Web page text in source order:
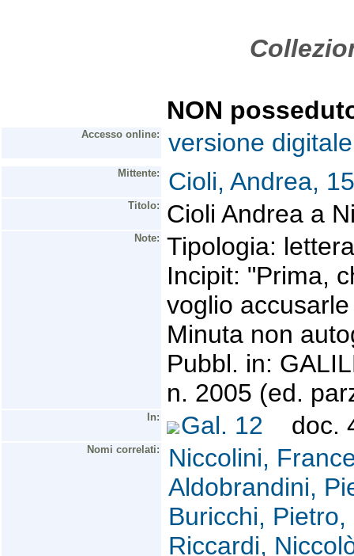
NON
Accesso online: versione digitale
Mittente: Cioli, Andrea,
Titolo: Cioli Andrea a
Note:
Tipologia: lettera
Incipit: "Prima,
voglio
Minuta non
Pubbl. in:
n. 2005 (ed.
In: Gal. 12 doc.
Nomi correlati:
Niccolini,
Aldobrandini,
Buricchi,
Riccardi,